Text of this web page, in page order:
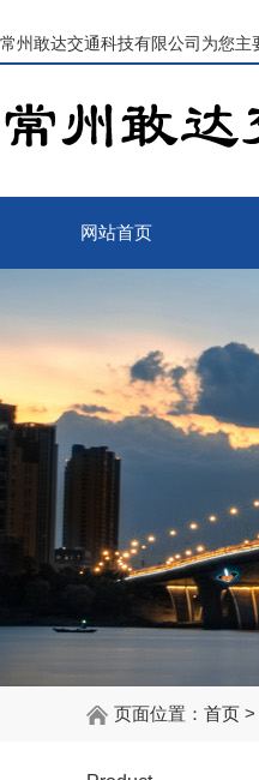
常州敢达交通科技有限公司为您主
网站首页
页面位置： 首页 >